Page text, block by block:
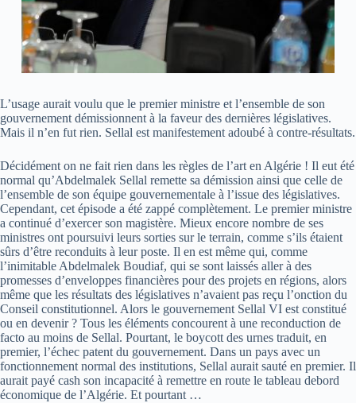
L’usage aurait voulu que le premier ministre et l’ensemble de son
gouvernement démissionnent à la faveur des dernières législatives.
Mais il n’en fut rien. Sellal est manifestement adoubé à contre-résultats.
Décidément on ne fait rien dans les règles de l’art en Algérie ! Il eut été
normal qu’Abdelmalek Sellal remette sa démission ainsi que celle de
l’ensemble de son équipe gouvernementale à l’issue des législatives.
Cependant, cet épisode a été zappé complètement. Le premier ministre
a continué d’exercer son magistère. Mieux encore nombre de ses
ministres ont poursuivi leurs sorties sur le terrain, comme s’ils étaient
sûrs d’être reconduits à leur poste. Il en est même qui, comme
l’inimitable Abdelmalek Boudiaf, qui se sont laissés aller à des
promesses d’enveloppes financières pour des projets en régions, alors
même que les résultats des législatives n’avaient pas reçu l’onction du
Conseil constitutionnel. Alors le gouvernement Sellal VI est constitué
ou en devenir ? Tous les éléments concourent à une reconduction de
facto au moins de Sellal. Pourtant, le boycott des urnes traduit, en
premier, l’échec patent du gouvernement. Dans un pays avec un
fonctionnement normal des institutions, Sellal aurait sauté en premier. Il
aurait payé cash son incapacité à remettre en route le tableau debord
économique de l’Algérie. Et pourtant …